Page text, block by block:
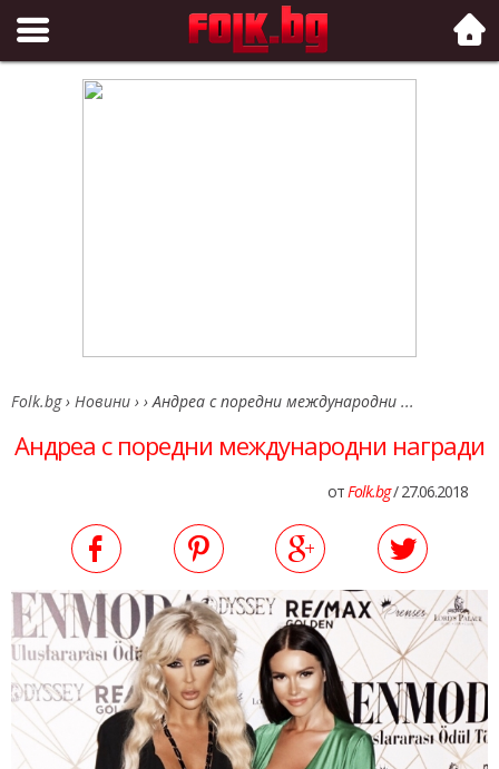
Folk.bg
Folk.bg › Новини › ›Андреа с поредни международни ...
Андреа с поредни международни награди
отFolk.bg/ 27.06.2018